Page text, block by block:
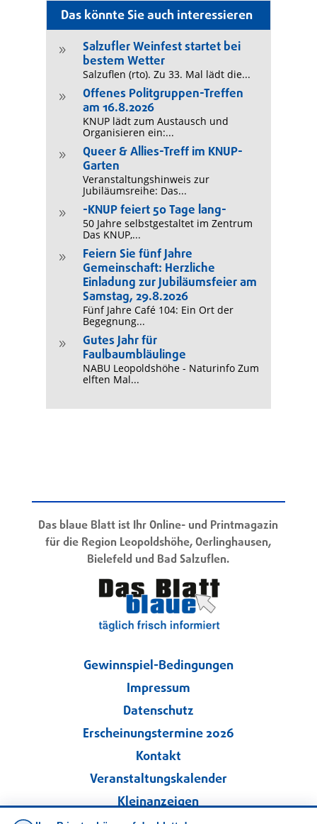
Das könnte Sie auch interessieren
9
Salzufler Weinfest startet bei
bestem Wetter
Salzuflen (rto). Zu 33. Mal lädt die...
9
Offenes Politgruppen-Treffen
am 16.8.2026
KNUP lädt zum Austausch und
Organisieren ein:...
9
Queer & Allies-Treff im KNUP-
Garten
Veranstaltungshinweis zur
Jubiläumsreihe: Das...
9 -KNUP feiert 50 Tage lang-
50 Jahre selbstgestaltet im Zentrum
Das KNUP,...
9
Feiern Sie fünf Jahre
Gemeinschaft: Herzliche
Einladung zur Jubiläumsfeier am
Samstag, 29.8.2026
Fünf Jahre Café 104: Ein Ort der
Begegnung...
9
Gutes Jahr für
Faulbaumbläulinge
NABU Leopoldshöhe - Naturinfo Zum
elften Mal...
Das blaue Blatt ist Ihr Online- und Printmagazin
für die Region Leopoldshöhe, Oerlinghausen,
Bielefeld und Bad Salzuflen.
Gewinnspiel-Bedingungen
Impressum
Datenschutz
Erscheinungstermine 2026
Kontakt
Veranstaltungskalender
Kleinanzeigen